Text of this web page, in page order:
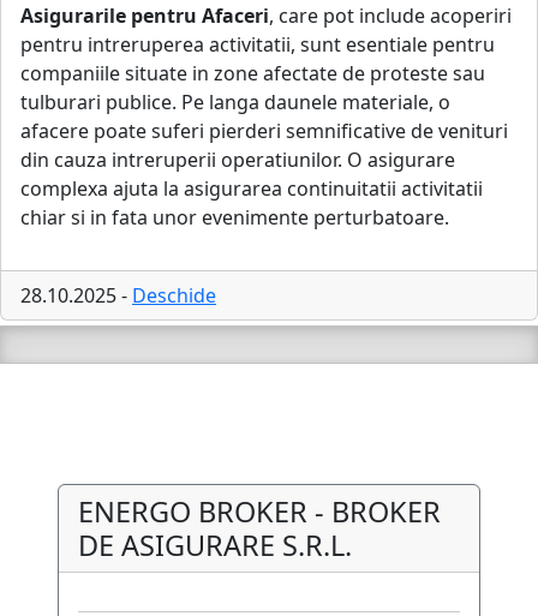
Asigurarile pentru Afaceri, care pot include acoperiri
pentru intreruperea activitatii, sunt esentiale pentru
companiile situate in zone afectate de proteste sau
tulburari publice. Pe langa daunele materiale, o
afacere poate suferi pierderi semnificative de venituri
din cauza intreruperii operatiunilor. O asigurare
complexa ajuta la asigurarea continuitatii activitatii
chiar si in fata unor evenimente perturbatoare.
28.10.2025 - Deschide
ENERGO BROKER - BROKER
DE ASIGURARE S.R.L.